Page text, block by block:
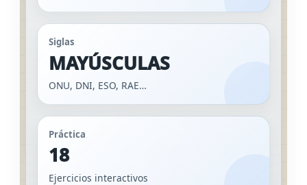
Siglas
MAYÚSCULAS
ONU, DNI, ESO, RAE…
Práctica
18
Ejercicios interactivos